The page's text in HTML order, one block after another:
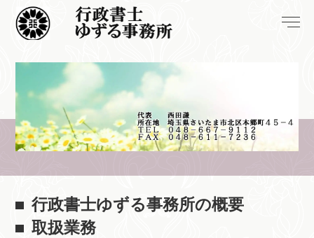
行政書士ゆずる事務所の概要
取扱業務